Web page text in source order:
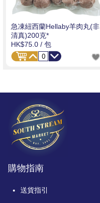
急凍紐西蘭Hellaby羊肉丸(非
清真)200克*
HK$75.0 / 包
購物指南
送貨指引